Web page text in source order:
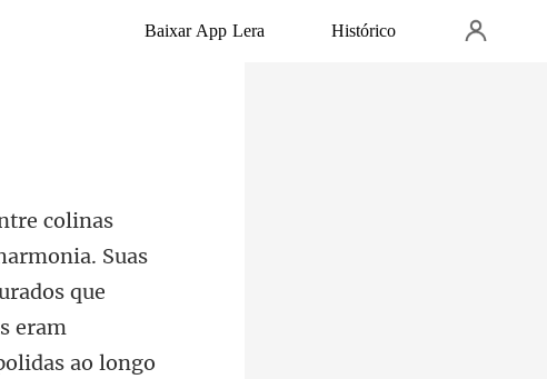
Baixar App Lera Histórico
que
eram
ao longo